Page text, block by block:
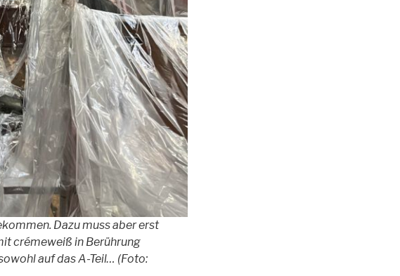
Dazu muss aber erst
crémeweiß in Berührung
auf das A-Teil… (Foto: